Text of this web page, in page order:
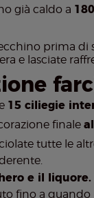
già caldo a
prima di
e lasciate
15 ciliegie
finale
tutte le
e il liquore.
fino a quando